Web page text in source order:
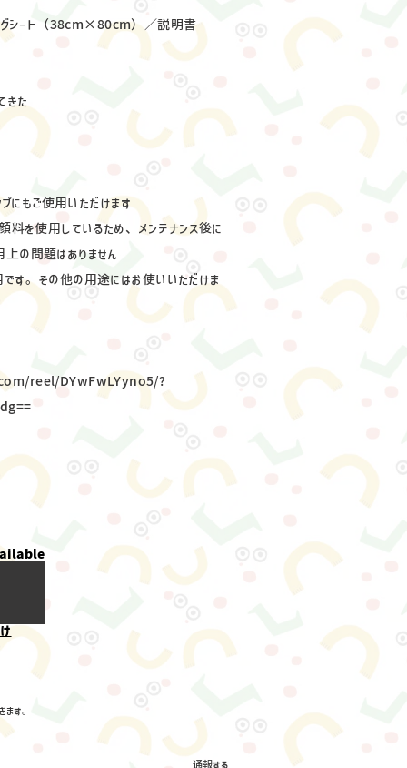
グシート（38cm×80cm）／説明書
きた
もご使用いただけます
使用しているため、メンテナンス後に
の問題はありません
す。その他の用途にはお使いいただけま
reel/DYwFwLYyno5/?
す。
通報する